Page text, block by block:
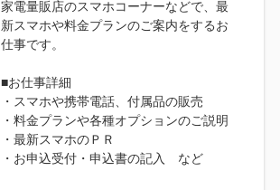
家電量販店のスマホコーナーなどで、最
新スマホや料金プランのご案内をするお
仕事です。
■お仕事詳細
・スマホや携帯電話、付属品の販売
・料金プランや各種オプションのご説明
・最新スマホのＰＲ
・お申込受付・申込書の記入 など